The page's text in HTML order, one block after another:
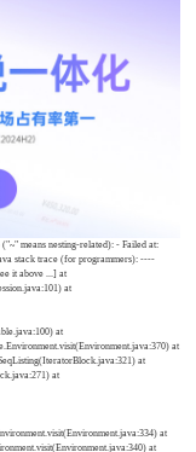
means nesting-related): - Failed at:
stack trace (for programmers): ----
it above ...] at
at
at
at
at
at
at
at